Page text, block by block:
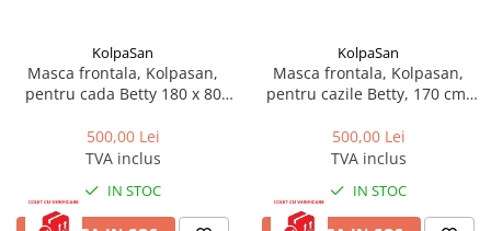
Cutii distribuitoare
Teava PE-RT PE-XA
Accesorii incalzire
Echipamente de incalzire
Calorifere de baie
KolpaSan
Masca frontala, Kolpasan,
pentru cada Betty 180 x 80
500,00 Lei
TVA inclus
IN STOC
KolpaSan
Masca frontala, Kolpasan,
pentru cazile Betty, 170 cm,
500,00 Lei
TVA inclus
IN STOC